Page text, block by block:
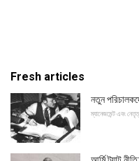
Fresh articles
নতুন
ম্যানেজমেন্ট এবং